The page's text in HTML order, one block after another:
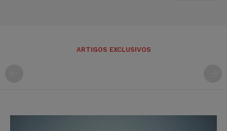
ARTIGOS EXCLUSIVOS